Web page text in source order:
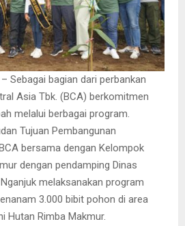
Sebagai bagian dari perbankan
Asia Tbk. (BCA) berkomitmen
melalui berbagai program.
Tujuan Pembangunan
bersama dengan Kelompok
dengan pendamping Dinas
melaksanakan program
3.000 bibit pohon di area
Hutan Rimba Makmur.